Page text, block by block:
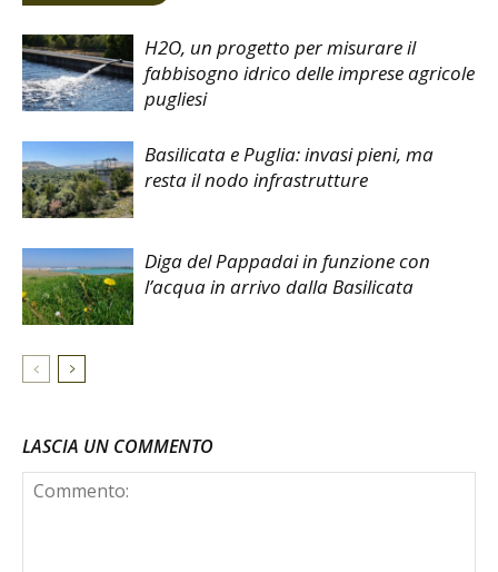
H2O, un progetto per misurare il
fabbisogno idrico delle imprese agricole
pugliesi
Basilicata e Puglia: invasi pieni, ma
resta il nodo infrastrutture
Diga del Pappadai in funzione con
l’acqua in arrivo dalla Basilicata
LASCIA UN COMMENTO